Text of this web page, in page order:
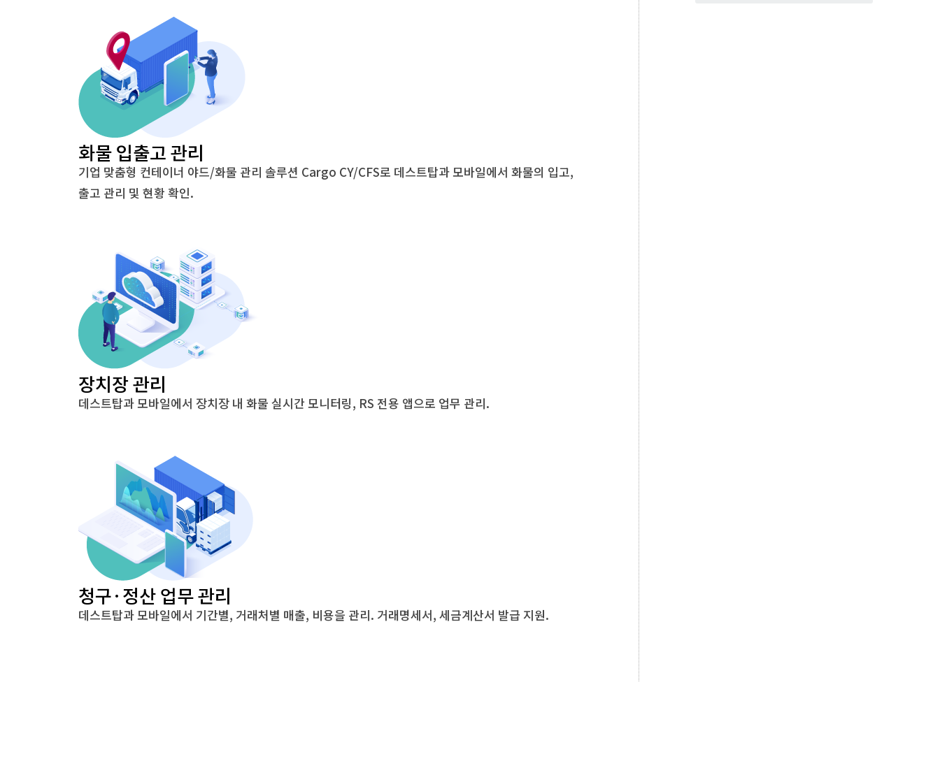
화물 입출고 관리
기업 맞춤형 컨테이너 야드/화물 관리 솔루션 Cargo CY/CFS로 데스트탑과 모바일에서 화물의 입고,
출고 관리 및 현황 확인.
장치장 관리
데스트탑과 모바일에서 장치장 내 화물 실시간 모니터링, RS 전용 앱으로 업무 관리.
청구·정산 업무 관리
데스트탑과 모바일에서 기간별, 거래처별 매출, 비용을 관리. 거래명세서, 세금계산서 발급 지원.